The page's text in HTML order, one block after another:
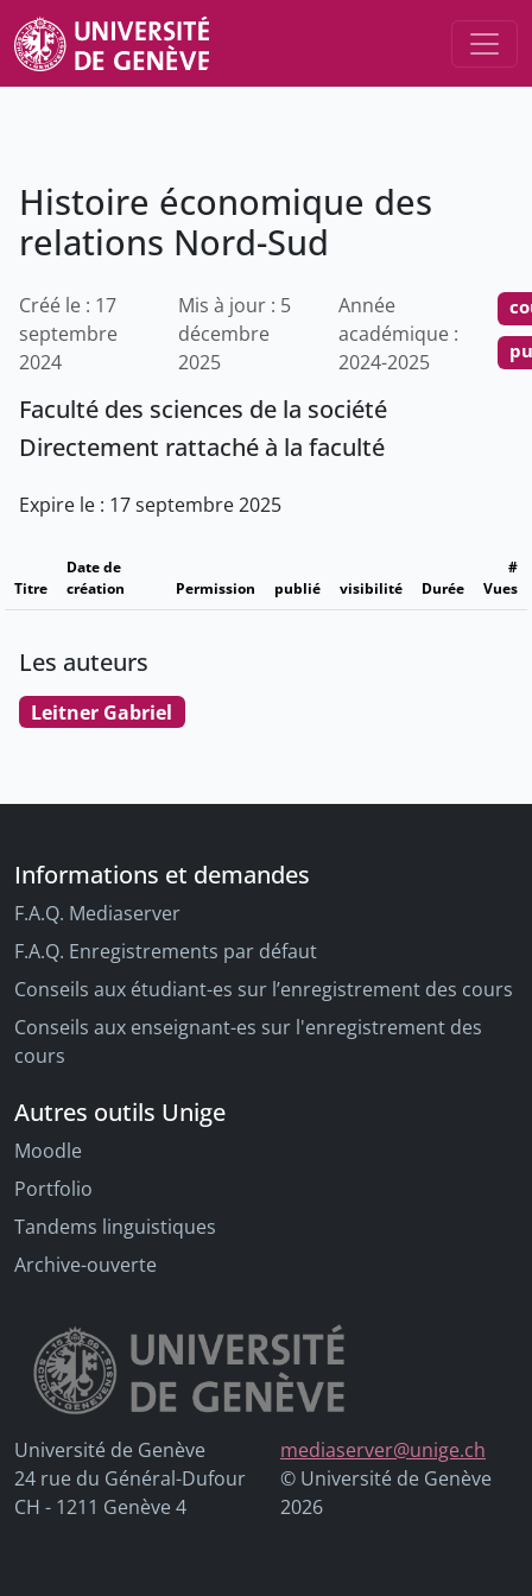
Histoire économique des
relations Nord-Sud
Créé le : 17
septembre
2024
Mis à jour : 5
décembre
2025
Année
académique :
2024-2025
Faculté des sciences de la société
Directement rattaché à la faculté
Expire le : 17 septembre 2025
Titre
Date de
création
Permission publié visibilité Durée
#
Vues
Les auteurs
Leitner Gabriel
Informations et demandes
F.A.Q. Mediaserver
F.A.Q. Enregistrements par défaut
Conseils aux étudiant-es sur l’enregistrement des cours
Conseils aux enseignant-es sur l'enregistrement des
cours
Autres outils Unige
Moodle
Portfolio
Tandems linguistiques
Archive-ouverte
Université de Genève
24 rue du Général-Dufour
CH - 1211 Genève 4
mediaserver@unige.ch
© Université de Genève
2026